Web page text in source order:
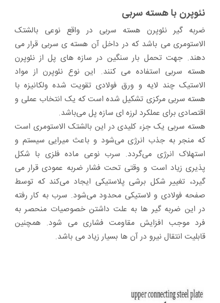
نئوپرن با هسته سربی
ضربه گیر نئوپرن هسته سربی در واقع نوعی بالشتک
الاستومری می باشد که در داخل آن هسته ی سربی قرار می
دهند. جهت تحمل بار سنگین در سازه های پل از نئوپرن
هسته سربی استفاده می کنند. این نوع نئوپرن از مواد
الاستیک چند لایه و ورق فولادی تقویت شده ولکانیزه با
هسته سربی مرکزی تشکیل شده است که یک انتخاب عملی و
اقتصادی برای عملکرد لرزه ای سازه پل می‌باشد.
هسته سربی یک جزء کلیدی در این بالشتک الاستومری است
که منجر به جذب انرژی می‌شود و باعث میرایی سیستم و
استهلاک انرژی می‌گردد. سرب نوعی ماده فلزی با شکل
پذیری زیاد است و وقتی تحت فشار ضربه عمودی قرار می
گیرد، تغییر شکل برشی پلاستیکی ایجاد می‌کند که توسط
صفحه فولادی و لاستیکی محدود می‌شود. سرب به کار رفته
در این ضربه گیر ها به علت داشتن خصوصیات منحصر به
فرد موجب افزایش مقاومت فشاری می شود. همچنین
قابلیت انتقال نیرو در آن ها بسیار زیاد می باشد.